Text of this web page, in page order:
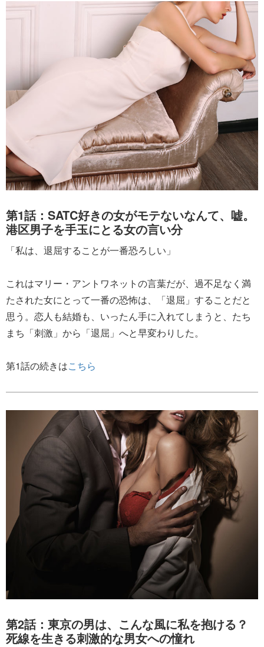
第1話：SATC好きの女がモテないなんて、嘘。
港区男子を手玉にとる女の言い分
「私は、退屈することが一番恐ろしい」
これはマリー・アントワネットの言葉だが、過不足なく満
たされた女にとって一番の恐怖は、「退屈」することだと
思う。恋人も結婚も、いったん手に入れてしまうと、たち
まち「刺激」から「退屈」へと早変わりした。
第1話の続きはこちら
第2話：東京の男は、こんな風に私を抱ける？
死線を生きる刺激的な男女への憧れ